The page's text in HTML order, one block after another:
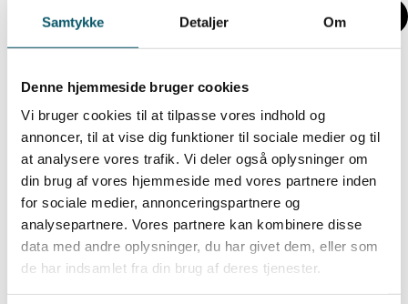
Samtykke Detaljer Om
Denne hjemmeside bruger cookies
Vi bruger cookies til at tilpasse vores indhold og
annoncer, til at vise dig funktioner til sociale medier og til
at analysere vores trafik. Vi deler også oplysninger om
din brug af vores hjemmeside med vores partnere inden
for sociale medier, annonceringspartnere og
analysepartnere. Vores partnere kan kombinere disse
data med andre oplysninger, du har givet dem, eller som
de har indsamlet fra din brug af deres tjenester.